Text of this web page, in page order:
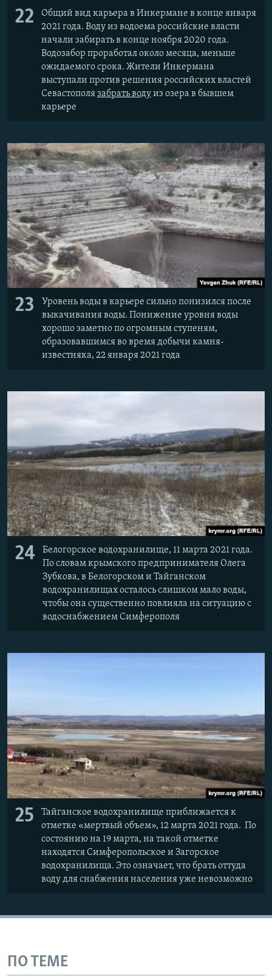
22
Общий вид карьера в Инкермане в конце января
2021 года. Воду из водоема российские власти
начали забирать в конце ноября 2020 года.
Водозабор проработал около месяца, меньше
ожидаемого срока. Жители Инкермана
выступали против решения российских властей
Севастополязабрать водуиз озера в бывшем
карьере
23
Уровень воды в карьере сильно понизился после
выкачивания воды. Понижение уровня воды
хорошо заметно по огромным ступеням,
образовавшимся во время добычи камня-
известняка, 22 января 2021 года
24
Белогорское водохранилище, 11 марта 2021 года.
По словам крымского предпринимателя Олега
Зубкова, в Белогорском и Тайганском
водохранилищах осталось слишком мало воды,
чтобы она существенно повлияла на ситуацию с
водоснабжением Симферополя
25
Тайганское водохранилище приближается к
отметке «мертвый объем», 12 марта 2021 года. По
состоянию на 19 марта, на такой отметке
находятся Симферопольское и Загорское
водохранилища. Это означает, что брать оттуда
воду для снабжения населения уже невозможно
ПО ТЕМЕ